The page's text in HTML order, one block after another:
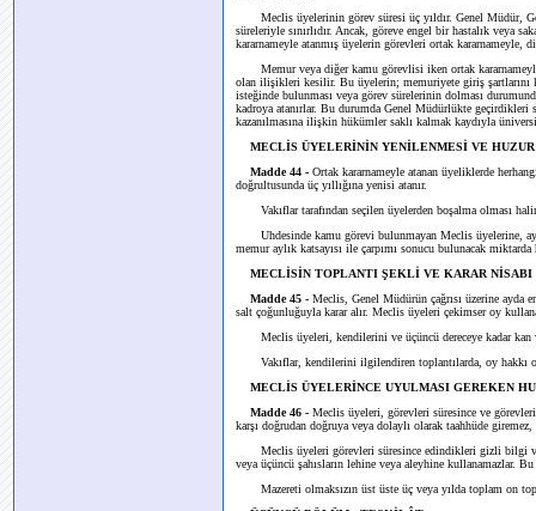
Meclis üyelerinin görev süresi üç yıldır. Genel Müdür,
süreleriyle sınırlıdır. Ancak, göreve engel bir hastalık veya
kararnameyle atanmış üyelerin görevleri ortak
Memur veya diğer kamu görevlisi iken ortak kararnameyle
olan ilişikleri kesilir. Bu üyelerin; memuriyete giriş şartlarını
isteğinde bulunması veya görev sürelerinin dolması
kadroya atanırlar. Bu durumda Genel Müdürlükte geçirdikleri
kazanılmasına ilişkin hükümler saklı kalmak kaydıyla
MECLİS ÜYELERİNİN YENİLENMESİ VE
Madde 44 - Ortak kararnameyle atanan üyeliklerde
doğrultusunda üç yıllığına yenisi atanır.
Vakıflar tarafından seçilen üyelerden boşalma olması
Uhdesinde kamu görevi bulunmayan Meclis üyelerine,
memur aylık katsayısı ile çarpımı sonucu bulunacak
MECLİSİN TOPLANTI ŞEKLİ VE KARAR NİSABI
Madde 45 - Meclis, Genel Müdürün çağrısı üzerine ayda
salt çoğunluğuyla karar alır. Meclis üyeleri çekimser oy
Meclis üyeleri, kendilerini ve üçüncü dereceye kadar kan
Vakıflar, kendilerini ilgilendiren toplantılarda, oy hakkı
MECLİS ÜYELERİNCE UYULMASI GEREKEN
Madde 46 - Meclis üyeleri, görevleri süresince ve
karşı doğrudan doğruya veya dolaylı olarak taahhüde
Meclis üyeleri görevleri süresince edindikleri gizli bilgi ve
veya üçüncü şahısların lehine veya aleyhine kullanamazlar.
Mazereti olmaksızın üst üste üç veya yılda toplam on